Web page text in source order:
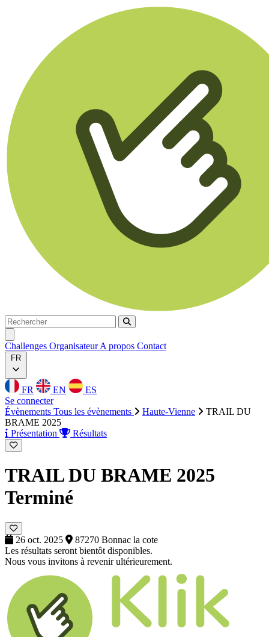
Rechercher
Rechercher
Challenges OrganisateurA propos Contact
FR
FR EN
ES
Se connecter
Évènements Tous les évènements Haute-Vienne
TRAIL DU
BRAME 2025
Présentation
Résultats
TRAIL DU BRAME 2025
Terminé
26 oct. 2025
87270 Bonnac la cote
Les résultats seront bientôt disponibles.
Nous vous invitons à revenir ultérieurement.